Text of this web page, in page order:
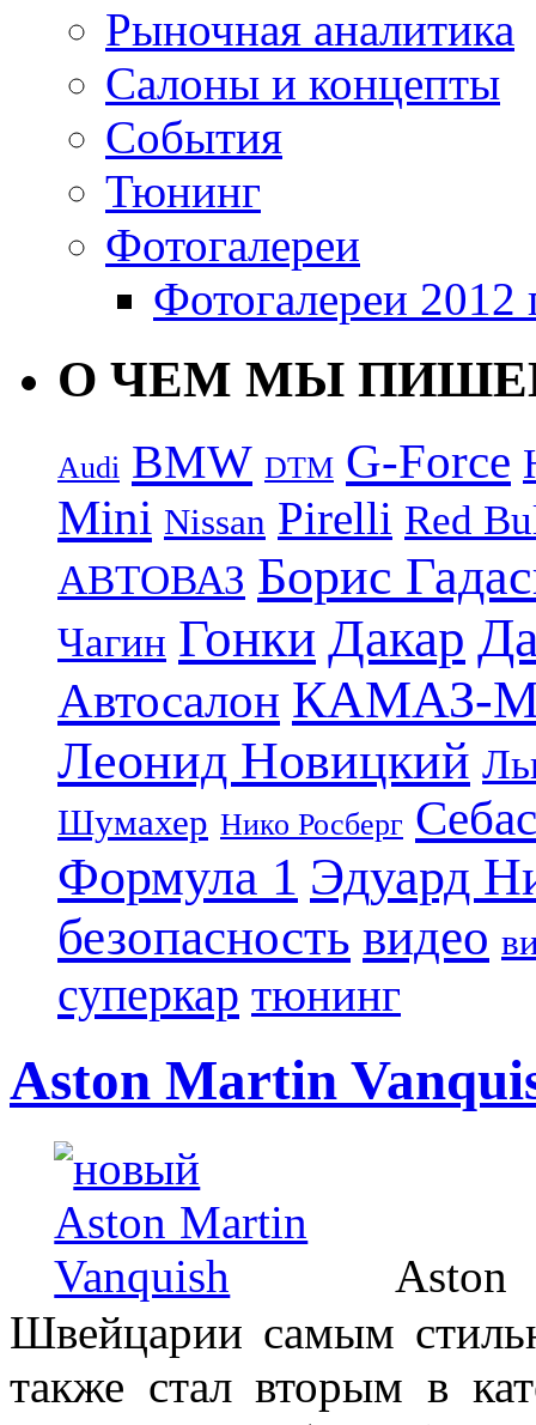
Рыночная аналитика
Салоны и концепты
События
Тюнинг
Фотогалереи
Фотогалереи 2012
О ЧЕМ МЫ
Audi BMW DTM G-Force
Mini Nissan Pirelli Red
АВТОВАЗ Борис
Чагин Гонки Дакар
Автосалон КАМАЗ-
Леонид Новицкий
Шумахер Нико Росберг
Формула 1 Эдуард
безопасность видео
суперкар тюнинг
Aston Martin
Aston
Швейцарии самым
также стал вторым в